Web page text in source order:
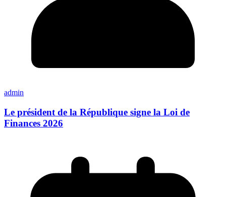
admin
Le président de la République signe la Loi de
Finances 2026